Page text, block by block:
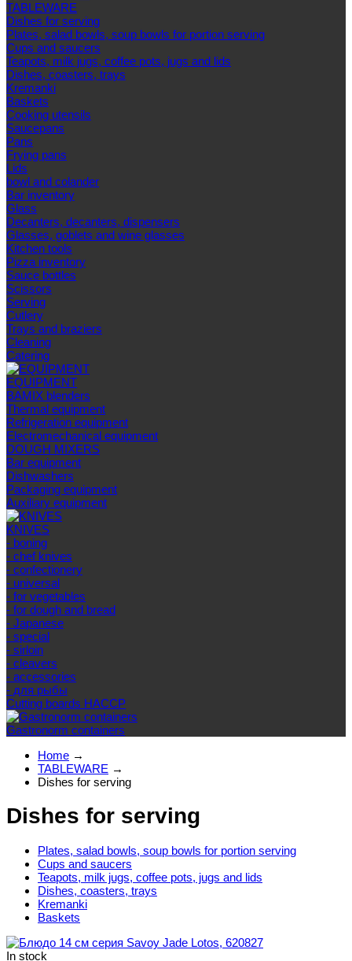
TABLEWARE
Dishes for serving
Plates, salad bowls, soup bowls for portion serving
Cups and saucers
Teapots, milk jugs, coffee pots, jugs and lids
Dishes, coasters, trays
Kremanki
Baskets
Cooking utensils
Saucepans
Pans
Frying pans
Lids
bowl and colander
Bar inventory
Glass
Decanters, decanters, dispensers
Glasses, goblets and wine glasses
Kitchen tools
Pizza inventory
Sauce bottles
Scissors
Serving
Cutlery
Trays and braziers
Сleaning
Catering
EQUIPMENT
BAMIX blenders
Thermal equipment
Refrigeration equipment
Electromechanical equipment
DOUGH MIXERS
Bar equipment
Dishwashers
Packaging equipment
Auxiliary equipment
KNIVES
- boning
- chef knives
- confectionery
- universal
- for vegetables
- for dough and bread
- Japanese
- special
- sirloin
- cleavers
- accessories
- для рыбы
Cutting boards HACCP
Gastronorm containers
Home →
TABLEWARE →
Dishes for serving
Dishes for serving
Plates, salad bowls, soup bowls for portion serving
Cups and saucers
Teapots, milk jugs, coffee pots, jugs and lids
Dishes, coasters, trays
Kremanki
Baskets
In stock